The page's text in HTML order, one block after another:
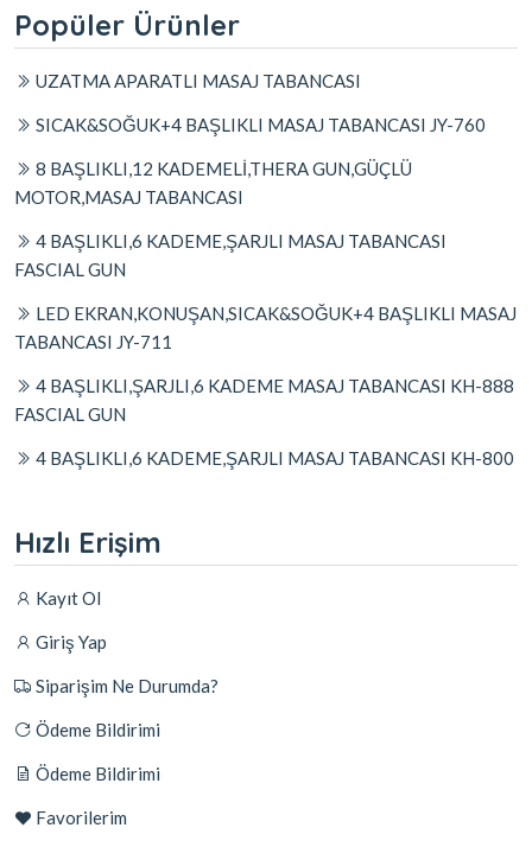
Popüler Ürünler
UZATMA APARATLI MASAJ TABANCASI
SICAK&SOĞUK+4 BAŞLIKLI MASAJ TABANCASI JY-760
8 BAŞLIKLI,12 KADEMELİ,THERA GUN,GÜÇLÜ
MOTOR,MASAJ TABANCASI
4 BAŞLIKLI,6 KADEME,ŞARJLI MASAJ TABANCASI
FASCIAL GUN
LED EKRAN,KONUŞAN,SICAK&SOĞUK+4 BAŞLIKLI MASAJ
TABANCASI JY-711
4 BAŞLIKLI,ŞARJLI,6 KADEME MASAJ TABANCASI KH-888
FASCIAL GUN
4 BAŞLIKLI,6 KADEME,ŞARJLI MASAJ TABANCASI KH-800
Hızlı Erişim
Kayıt Ol
Giriş Yap
Siparişim Ne Durumda?
Ödeme Bildirimi
Ödeme Bildirimi
Favorilerim